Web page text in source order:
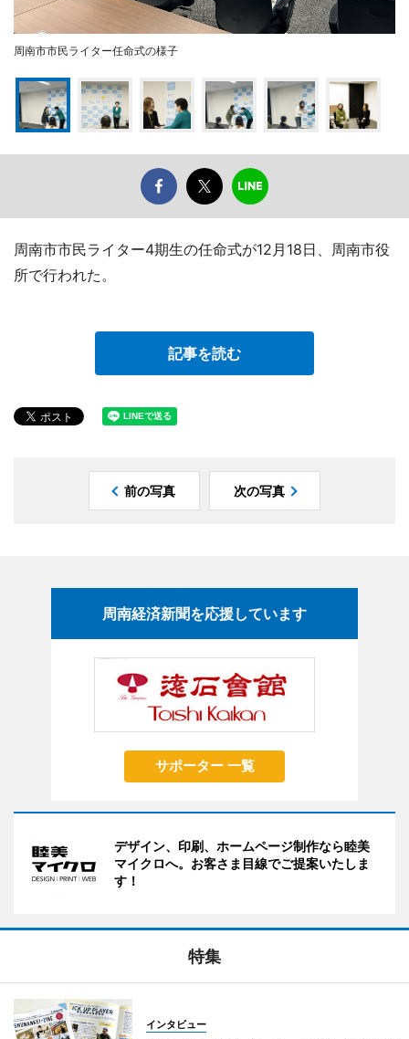
周南市市民ライター任命式の様子
周南市市民ライター4期生の任命式が12月18日、周南市役
所で行われた。
記事を読む
前の写真 次の写真
周南経済新聞を応援しています
サポーター 一覧
デザイン、印刷、ホームページ制作なら睦美
マイクロへ。お客さま目線でご提案いたしま
す！
特集
インタビュー